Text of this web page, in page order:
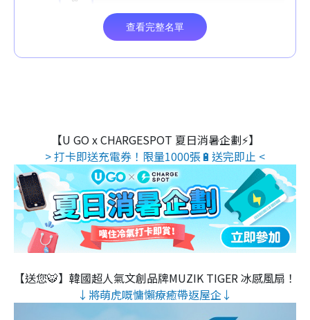
【U GO x CHARGESPOT 夏日消暑企劃⚡】
> 打卡即送充電券！限量1000張🔋送完即止 <
【送您🐯】韓國超人氣文創品牌MUZIK TIGER 冰感風扇！
↓將萌虎嘅慵懶療癒帶返屋企↓